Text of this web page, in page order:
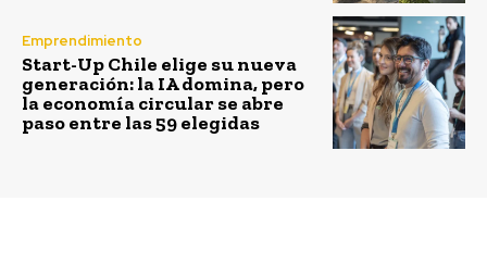
Emprendimiento
Start-Up Chile elige su nueva
generación: la IA domina, pero
la economía circular se abre
paso entre las 59 elegidas